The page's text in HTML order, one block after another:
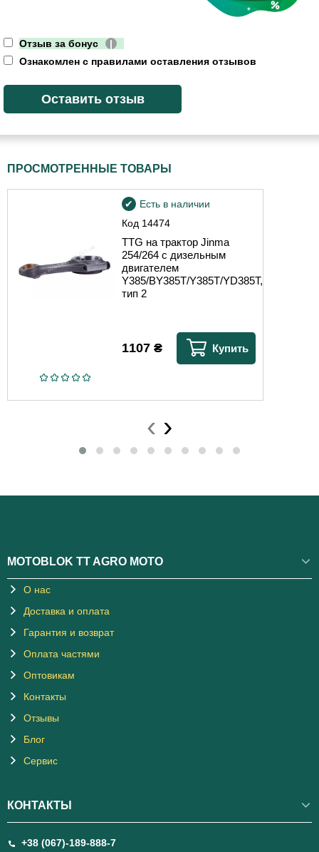
Отзыв за бонус
|
Ознакомлен с правилами оставления отзывов
ПРОСМОТРЕННЫЕ ТОВАРЫ
Код 14474
Есть в наличии
TTG на трактор Jinma
254/264 с дизельным
двигателем
Y385/BY385T/Y385T/YD385T,
тип 2
1107 ₴ Купить
‹ ›
MOTOBLOK TT AGRO MOTO
О нас
Доставка и оплата
Гарантия и возврат
Оплата частями
Оптовикам
Контакты
Отзывы
Блог
Сервис
КОНТАКТЫ
+38 (067)-189-888-7